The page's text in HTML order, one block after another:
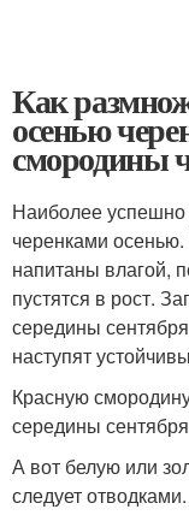
Как
осенью
смородины
Наиболее
черенками
напитаны влагой,
пустятся в рост.
середины
наступят
Красную
середины
А вот белую или
следует